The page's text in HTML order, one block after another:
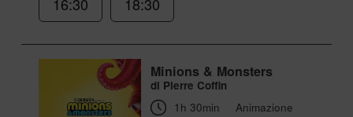
Minions & Monsters
di Pierre Coffin
1h 30min
Animazione